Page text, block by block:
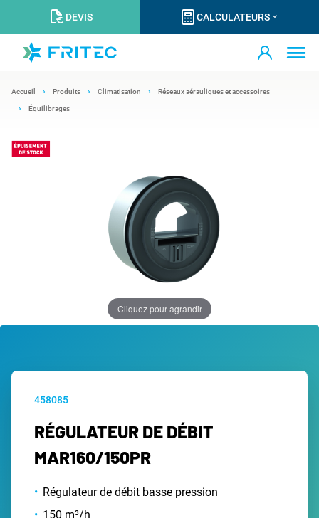
DEVIS CALCULATEURS
Accueil Produits Climatisation Réseaux aérauliques et accessoires
Équilibrages
Cliquez pour agrandir
458085
RÉGULATEUR DE DÉBIT
MAR160/150PR
Régulateur de débit basse pression
150 m³/h